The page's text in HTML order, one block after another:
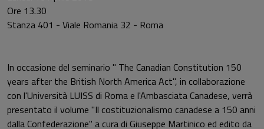
Ore 13.30
Stanza 401 - Viale Romania 32 - Roma
In occasione del seminario " The Canadian Constitution 150
years after the British North America Act", in collaborazione
con l'Università LUISS di Roma e l'Ambasciata Canadese, verrà
presentato il volume "Il costituzionalismo canadese a 150 anni
dalla Confederazione" a cura di Giuseppe Martinico ed edito da